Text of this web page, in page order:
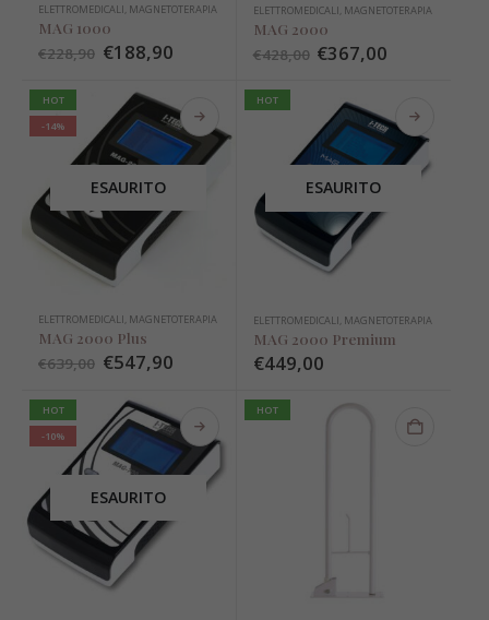
ELETTROMEDICALI MAGNETOTERAPIA
MAG 1000
€228,90 €188,90
ELETTROMEDICALI MAGNETOTERAPIA
MAG 2000
€428,00 €367,00
HOT
-14%
ESAURITO
ELETTROMEDICALI MAGNETOTERAPIA
MAG 2000 Plus
€639,00 €547,90
HOT
ESAURITO
ELETTROMEDICALI MAGNETOTERAPIA
MAG 2000 Premium
€449,00
HOT
-10%
ESAURITO
HOT